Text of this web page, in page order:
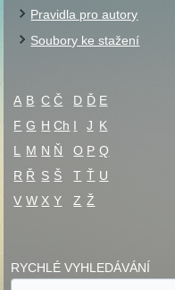
Pravidla pro autory
Soubory ke stažení
A B C Č D Ď E
F G H Ch I J K
L
M N Ň O P Q
R Ř S Š T Ť U
V W X Y Z Ž
RYCHLÉ VYHLEDÁVÁNÍ